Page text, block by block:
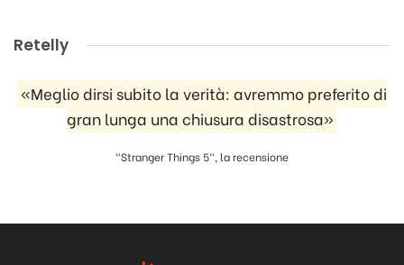
Retelly
«Meglio dirsi subito la verità: avremmo preferito di
gran lunga una chiusura disastrosa»
"Stranger Things 5", la recensione